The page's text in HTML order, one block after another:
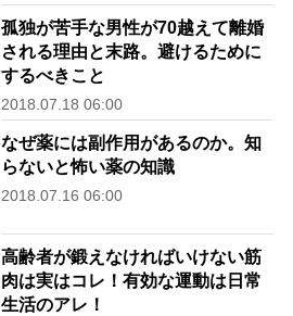
孤独が苦手な男性が70越えて離婚
される理由と末路。避けるために
するべきこと
2018.07.18 06:00
なぜ薬には副作用があるのか。知
らないと怖い薬の知識
2018.07.16 06:00
高齢者が鍛えなければいけない筋
肉は実はコレ！有効な運動は日常
生活のアレ！